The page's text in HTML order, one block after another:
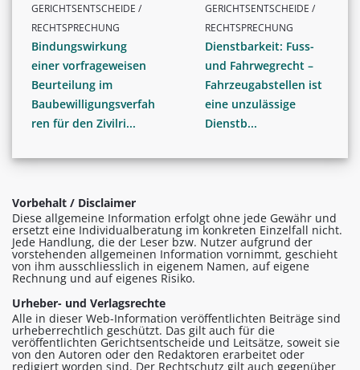
GERICHTSENTSCHEIDE /
RECHTSPRECHUNG
Bindungswirkung
einer vorfrageweisen
Beurteilung im
Baubewilligungsverfah
ren für den Zivilri...
GERICHTSENTSCHEIDE /
RECHTSPRECHUNG
Dienstbarkeit: Fuss-
und Fahrwegrecht –
Fahrzeugabstellen ist
eine unzulässige
Dienstb...
Vorbehalt / Disclaimer
Diese allgemeine Information erfolgt ohne jede Gewähr und
ersetzt eine Individualberatung im konkreten Einzelfall nicht.
Jede Handlung, die der Leser bzw. Nutzer aufgrund der
vorstehenden allgemeinen Information vornimmt, geschieht
von ihm ausschliesslich in eigenem Namen, auf eigene
Rechnung und auf eigenes Risiko.
Urheber- und Verlagsrechte
Alle in dieser Web-Information veröffentlichten Beiträge sind
urheberrechtlich geschützt. Das gilt auch für die
veröffentlichten Gerichtsentscheide und Leitsätze, soweit sie
von den Autoren oder den Redaktoren erarbeitet oder
redigiert worden sind. Der Rechtschutz gilt auch gegenüber